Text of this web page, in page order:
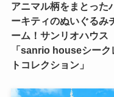
アニマル柄をまとった
ーキティのぬいぐるみ
ーム！サンリオハウス
「sanrio houseシーク
トコレクション」